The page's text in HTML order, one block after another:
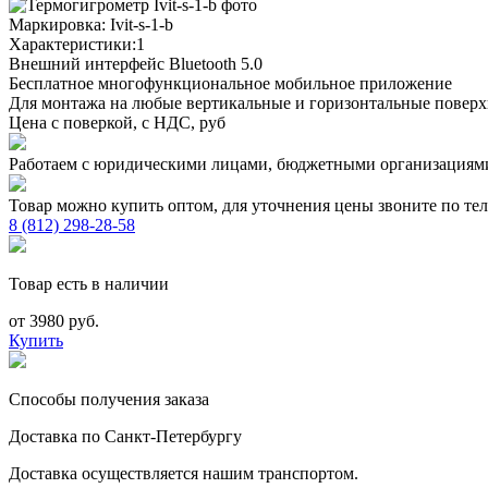
Маркировка: Ivit-s-1-b
Характеристики:1
Внешний интерфейс Bluetooth 5.0
Бесплатное многофункциональное мобильное приложение
Для монтажа на любые вертикальные и горизонтальные
Цена с поверкой, с НДС, руб
Работаем с юридическими лицами, бюджетными
Товар можно купить оптом, для уточнения цены звоните по
8 (812) 298-28-58
Товар есть в наличии
от 3980 руб.
Купить
Способы получения заказа
Доставка по Санкт-Петербургу
Доставка осуществляется нашим транспортом.